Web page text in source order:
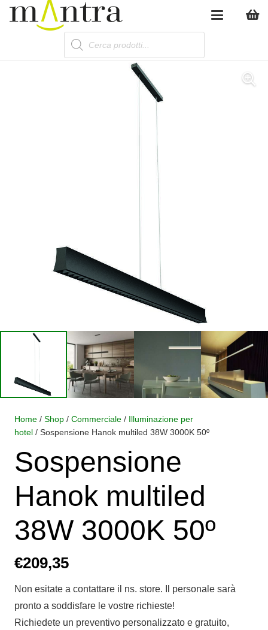
Products
search
Home / Shop / Commerciale / Illuminazione per
hotel / Sospensione Hanok multiled 38W 3000K 50º
Sospensione
Hanok multiled
38W 3000K 50º
€209,35
Non esitate a contattare il ns. store. Il personale sarà
pronto a soddisfare le vostre richieste!
Richiedete un preventivo personalizzato e gratuito,